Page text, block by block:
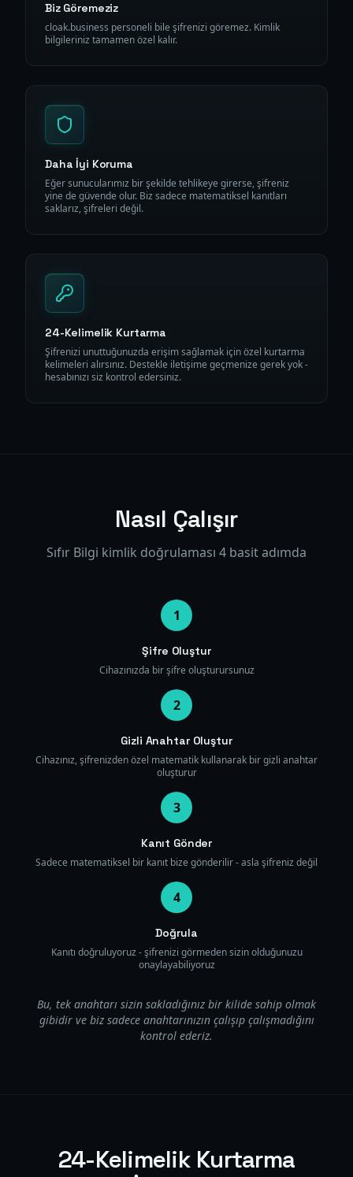
Biz Göremeziz
cloak.business personeli bile şifrenizi göremez. Kimlik
bilgileriniz tamamen özel kalır.
Daha İyi Koruma
Eğer sunucularımız bir şekilde tehlikeye girerse, şifreniz
yine de güvende olur. Biz sadece matematiksel kanıtları
saklarız, şifreleri değil.
24-Kelimelik Kurtarma
Şifrenizi unuttuğunuzda erişim sağlamak için özel kurtarma
kelimeleri alırsınız. Destekle iletişime geçmenize gerek yok -
hesabınızı siz kontrol edersiniz.
Nasıl Çalışır
Sıfır Bilgi kimlik doğrulaması 4 basit adımda
1
Şifre Oluştur
Cihazınızda bir şifre oluşturursunuz
2
Gizli Anahtar Oluştur
Cihazınız, şifrenizden özel matematik kullanarak bir gizli anahtar
oluşturur
3
Kanıt Gönder
Sadece matematiksel bir kanıt bize gönderilir - asla şifreniz değil
4
Doğrula
Kanıtı doğruluyoruz - şifrenizi görmeden sizin olduğunuzu
onaylayabiliyoruz
Bu, tek anahtarı sizin sakladığınız bir kilide sahip olmak
gibidir ve biz sadece anahtarınızın çalışıp çalışmadığını
kontrol ederiz.
24-Kelimelik Kurtarma